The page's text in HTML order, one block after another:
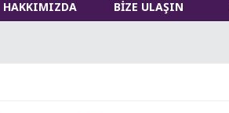
HAKKIMIZDA BİZE ULAŞIN